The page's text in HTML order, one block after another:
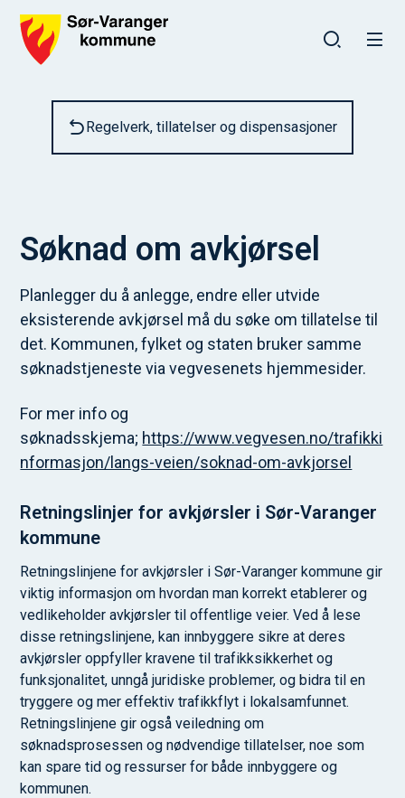
Regelverk, tillatelser og dispensasjoner
Søknad om avkjørsel
Planlegger du å anlegge, endre eller utvide
eksisterende avkjørsel må du søke om tillatelse til
det. Kommunen, fylket og staten bruker samme
søknadstjeneste via vegvesenets hjemmesider.
For mer info og
søknadsskjema; https://www.vegvesen.no/trafikki
nformasjon/langs-veien/soknad-om-avkjorsel
Retningslinjer for avkjørsler i Sør-Varanger
kommune
Retningslinjene for avkjørsler i Sør-Varanger kommune gir
viktig informasjon om hvordan man korrekt etablerer og
vedlikeholder avkjørsler til offentlige veier. Ved å lese
disse retningslinjene, kan innbyggere sikre at deres
avkjørsler oppfyller kravene til trafikksikkerhet og
funksjonalitet, unngå juridiske problemer, og bidra til en
tryggere og mer effektiv trafikkflyt i lokalsamfunnet.
Retningslinjene gir også veiledning om
søknadsprosessen og nødvendige tillatelser, noe som
kan spare tid og ressurser for både innbyggere og
kommunen.